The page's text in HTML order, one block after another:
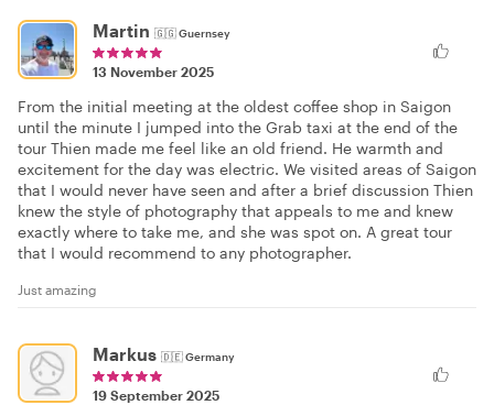
Martin 🇬🇬Guernsey
13 November 2025
From the initial meeting at the oldest coffee shop in Saigon
until the minute I jumped into the Grab taxi at the end of the
tour Thien made me feel like an old friend. He warmth and
excitement for the day was electric. We visited areas of Saigon
that I would never have seen and after a brief discussion Thien
knew the style of photography that appeals to me and knew
exactly where to take me, and she was spot on. A great tour
that I would recommend to any photographer.
Just amazing
Markus 🇩🇪Germany
19 September 2025